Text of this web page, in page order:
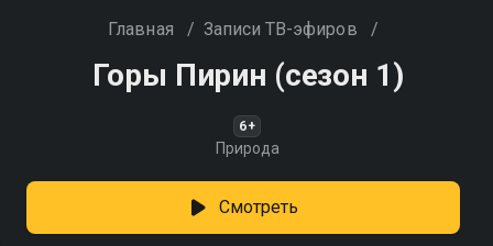
Главная / Записи ТВ-эфиров /
Горы Пирин (сезон 1)
6+
Природа
Смотреть